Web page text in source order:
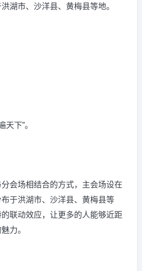
湖市、沙洋县、黄梅县等地。
天下”。
会场相结合的方式，主会场设在
于洪湖市、沙洋县、黄梅县等
联动效应，让更多的人能够近距
力。